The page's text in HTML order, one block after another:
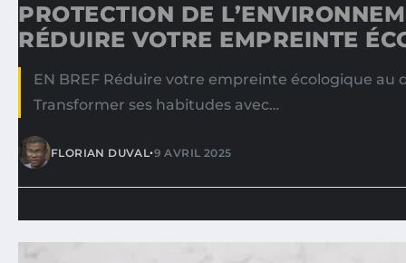
PROTECTION DE
RÉDUIRE VOTRE EMPREINTE
EN BREF Réduire votre empreinte écologique
Transformer ses habitudes avec…
FLORIAN DUVAL•9 AVRIL 2025